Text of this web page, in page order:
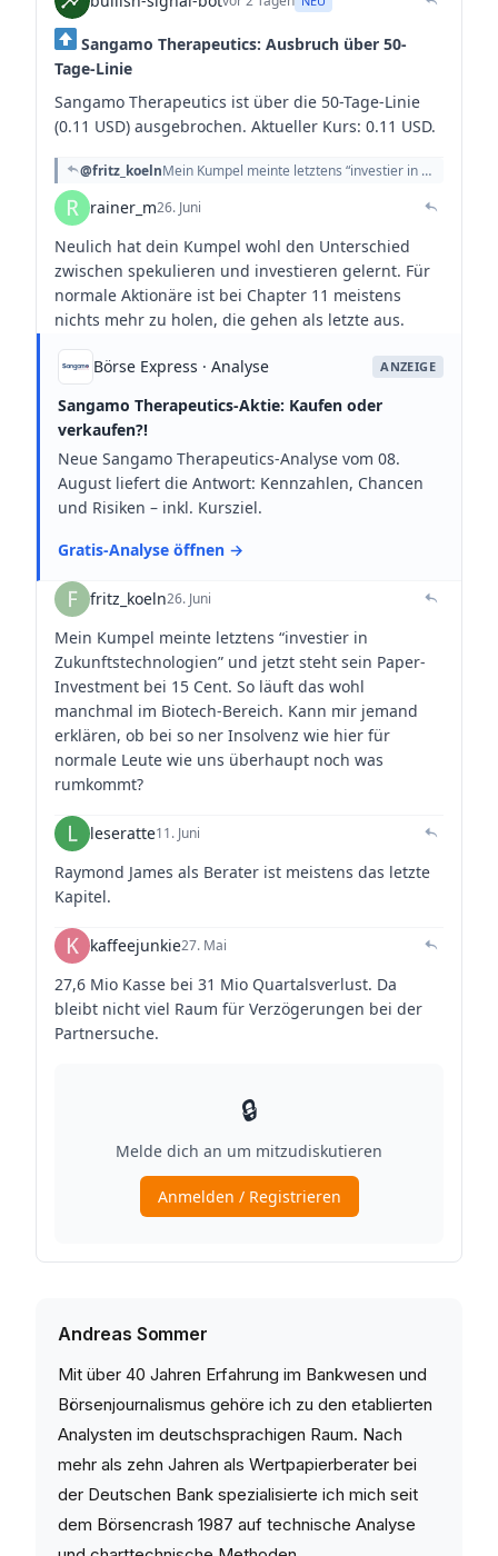
Andreas Sommer
Mit über 40 Jahren Erfahrung im Bankwesen und
Börsenjournalismus gehöre ich zu den etablierten
Analysten im deutschsprachigen Raum. Nach
mehr als zehn Jahren als Wertpapierberater bei
der Deutschen Bank spezialisierte ich mich seit
dem Börsencrash 1987 auf technische Analyse